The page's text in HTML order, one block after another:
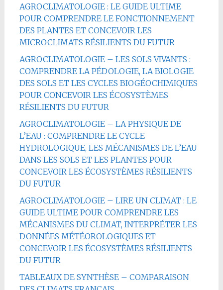
AGROCLIMATOLOGIE : LE GUIDE ULTIME
POUR COMPRENDRE LE FONCTIONNEMENT
DES PLANTES ET CONCEVOIR LES
MICROCLIMATS RÉSILIENTS DU FUTUR
AGROCLIMATOLOGIE – LES SOLS VIVANTS :
COMPRENDRE LA PÉDOLOGIE, LA BIOLOGIE
DES SOLS ET LES CYCLES BIOGÉOCHIMIQUES
POUR CONCEVOIR LES ÉCOSYSTÈMES
RÉSILIENTS DU FUTUR
AGROCLIMATOLOGIE – LA PHYSIQUE DE
L’EAU : COMPRENDRE LE CYCLE
HYDROLOGIQUE, LES MÉCANISMES DE L’EAU
DANS LES SOLS ET LES PLANTES POUR
CONCEVOIR LES ÉCOSYSTÈMES RÉSILIENTS
DU FUTUR
AGROCLIMATOLOGIE – LIRE UN CLIMAT : LE
GUIDE ULTIME POUR COMPRENDRE LES
MÉCANISMES DU CLIMAT, INTERPRÉTER LES
DONNÉES MÉTÉOROLOGIQUES ET
CONCEVOIR LES ÉCOSYSTÈMES RÉSILIENTS
DU FUTUR
TABLEAUX DE SYNTHÈSE – COMPARAISON